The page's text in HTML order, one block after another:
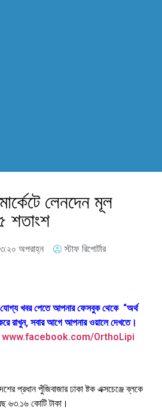
লেনদেন মূল
শতাংশ
৩:২০ অপরাহ্ন স্টাফ রিপোর্টার
যোগ্য খবর পেতে আপনার ফেসবুক থেকে “অর্থ
রাখুন, সবার আগে আপনার ওয়ালে দেখতে।
www.facebook.com/OrthoLipi
প্রধান পুঁজিবাজার ঢাকা ষ্টক এক্সচেঞ্জে ব্লকে
৬৩.১৬ কোটি টাকা।